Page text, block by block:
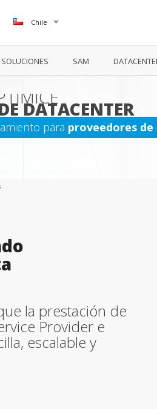
Chile
SAM
DATACENTER
para proveedores de
la prestación de
Provider e
escalable y